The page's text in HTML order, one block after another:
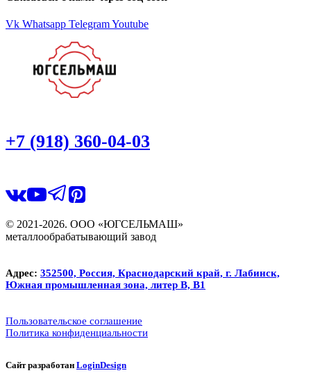
Vk Whatsapp TelegramYoutube
+7 (918) 360-04-03
© 2021-2026. ООО «ЮГСЕЛЬМАШ»
металлообрабатывающий завод
Адрес: 352500, Россия, Краснодарский край, г. Лабинск,
Южная промышленная зона, литер В, В1
Пользовательское соглашение
Политика конфиденциальности
Сайт разработан LoginDesign